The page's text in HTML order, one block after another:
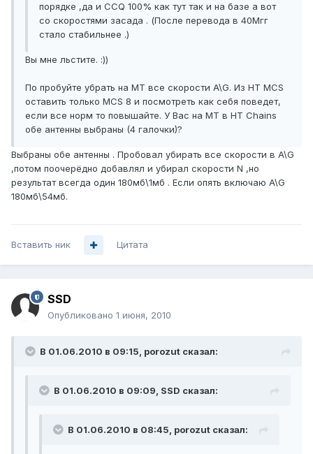
порядке ,да и CCQ 100% как тут так и на базе а вот
со скоростями засада . (После перевода в 40Мгг
стало стабильнее .)
Вы мне льстите. :))
По пробуйте убрать на МТ все скорости A\G. Из HT MCS
оставить только MCS 8 и посмотреть как себя поведет,
если все норм то повышайте. У Вас на MT в HT Chains
обе антенны выбраны (4 галочки)?
Выбраны обе антенны . Пробовал убирать все скорости в A\G
,потом поочерёдно добавлял и убирал скорости N ,но
результат всегда один 180мб\1мб . Если опять включаю A\G
180мб\54мб.
Вставить ник Цитата
SSD
Опубликовано 1 июня, 2010
В 01.06.2010 в 09:15, porozut сказал:
В 01.06.2010 в 09:09, SSD сказал:
В 01.06.2010 в 08:45, porozut сказал: